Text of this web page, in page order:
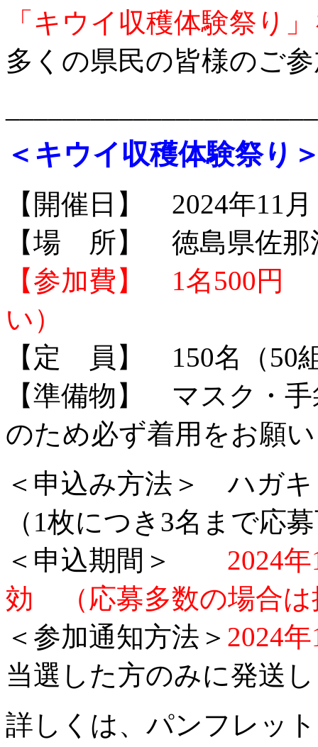
「キウイ収穫体験祭り
多くの県民の皆様のご
＜キウイ収穫体験祭り
【開催日】 2024年11
【場 所】 徳島県佐
【参加費】 1名500円
い）
【定 員】 150名（50
【準備物】 マスク・
のため必ず着用をお願
＜申込み方法＞ハガ
（1枚につき3名まで応
＜申込期間＞
2024年
効 （応募多数の場合は
＜参加通知方法＞ 2024
当選した方のみに発送
詳しくは、パンフレット